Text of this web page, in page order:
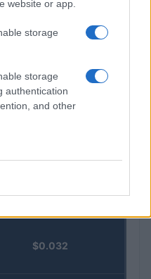
website or app.
storage
storage
authentication
and other
Prezzo
$0.032